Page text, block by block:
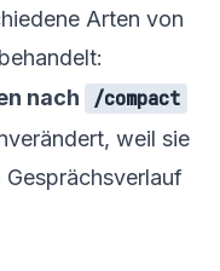
Arten von
nach /compact
weil sie
Gesprächsverlauf